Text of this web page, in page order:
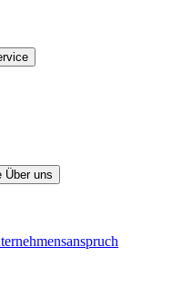
Über uns